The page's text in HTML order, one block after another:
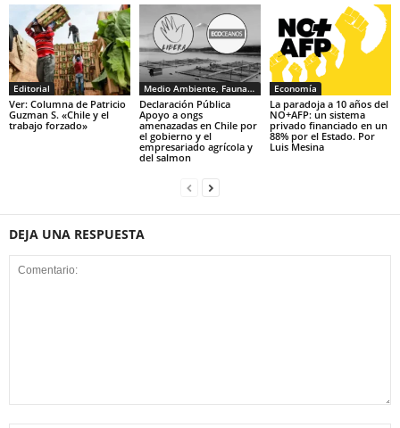
Editorial
Ver: Columna de Patricio
Guzman S. «Chile y el
trabajo forzado»
Medio Ambiente, Fauna y Sociedad
Declaración Pública
Apoyo a ongs
amenazadas en Chile por
el gobierno y el
empresariado agrícola y
del salmon
Economía
La paradoja a 10 años del
NO+AFP: un sistema
privado financiado en un
88% por el Estado. Por
Luis Mesina
DEJA UNA RESPUESTA